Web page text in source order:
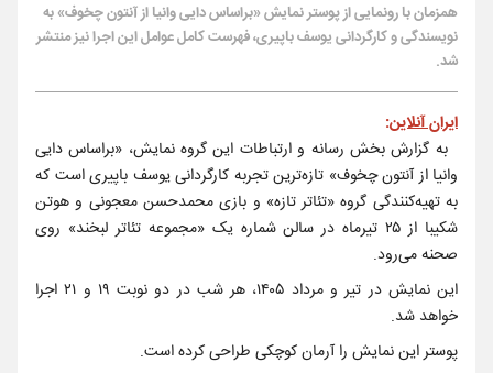
همزمان با رونمایی از پوستر نمایش «براساس دایی‌ وانیا از آنتون چخوف» به
نویسندگی و کارگردانی یوسف باپیری، فهرست کامل عوامل این اجرا نیز منتشر
شد.
ایران آنلاین:
به گزارش بخش رسانه و ارتباطات این گروه نمایش، «براساس دایی‌
وانیا از آنتون چخوف» تازه‌ترین تجربه کارگردانی یوسف باپیری است که
به تهیه‌کنندگی گروه «تئاتر تازه» و بازی محمدحسن معجونی و هوتن
شکیبا از ۲۵ تیرماه در سالن شماره یک «مجموعه تئاتر لبخند» روی
صحنه می‌رود.
این نمایش در تیر و مرداد ۱۴۰۵، هر شب در دو نوبت ۱۹ و ۲۱ اجرا
خواهد شد.
پوستر این نمایش را آرمان کوچکی طراحی کرده است.